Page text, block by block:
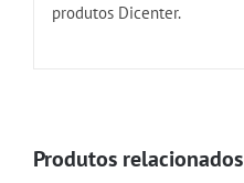
produtos Dicenter.
Produtos relacionados